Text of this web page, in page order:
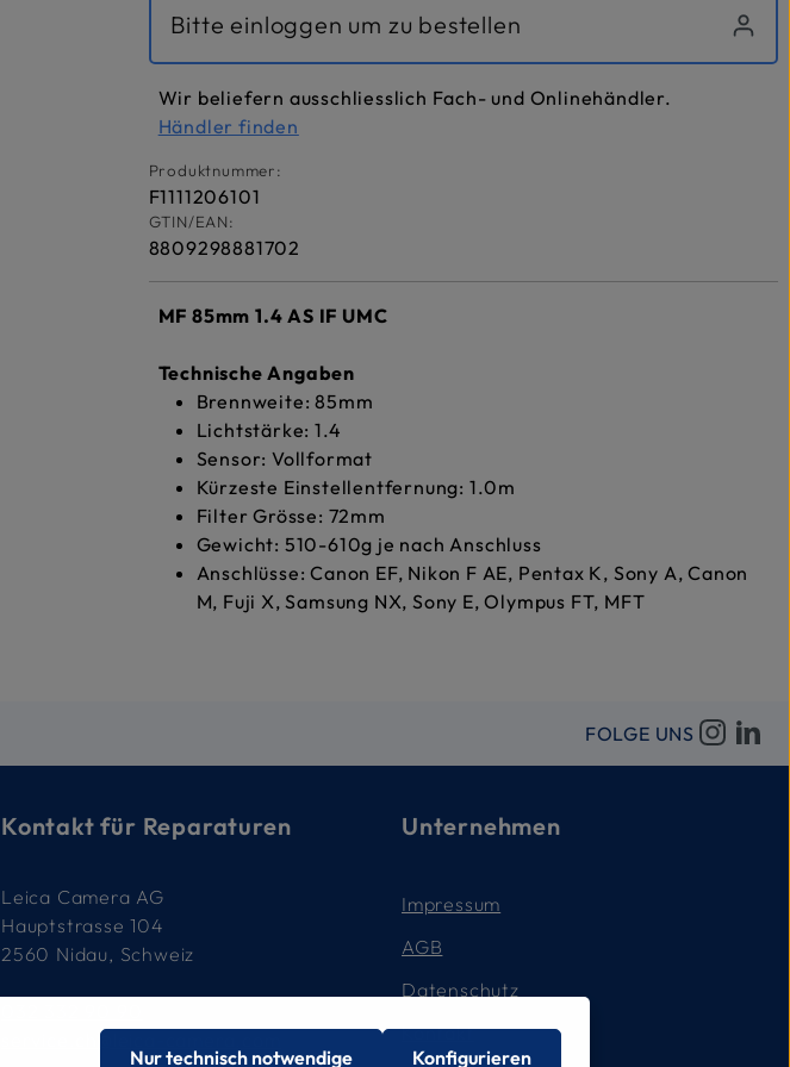
Bitte einloggen um zu bestellen
Wir beliefern ausschliesslich Fach- und Onlinehändler.
Händler finden
Produktnummer:
F1111206101
GTIN/EAN:
8809298881702
MF 85mm 1.4 AS IF UMC
Technische Angaben
Brennweite: 85mm
Lichtstärke: 1.4
Sensor: Vollformat
Kürzeste Einstellentfernung: 1.0m
Filter Grösse: 72mm
Gewicht: 510-610g je nach Anschluss
Anschlüsse: Canon EF, Nikon F AE, Pentax K, Sony A, Canon
M, Fuji X, Samsung NX, Sony E, Olympus FT, MFT
FOLGE UNS
Kontakt für Reparaturen
Leica Camera AG
Hauptstrasse 104
2560 Nidau, Schweiz
service.ch@leica-camera.com
Unternehmen
Impressum
AGB
Datenschutz
Kontakt
Nur technisch notwendige Konfigurieren